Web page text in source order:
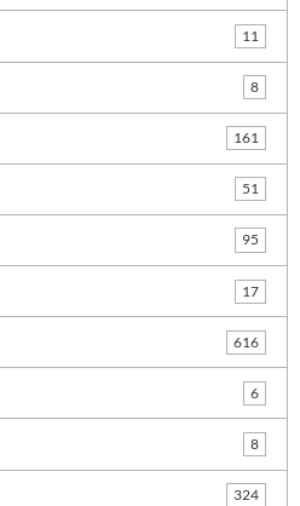
11
8
161
51
95
17
616
6
8
324